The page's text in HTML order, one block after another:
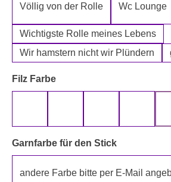
Völlig von der Rolle Wc Lounge
Wichtigste Rolle meines Lebens
Wir hamstern nicht wir Plündern
Filz Farbeauswählen
Garnfarbe für den Stickauswählen
andere Farbe bitte per E-Mail